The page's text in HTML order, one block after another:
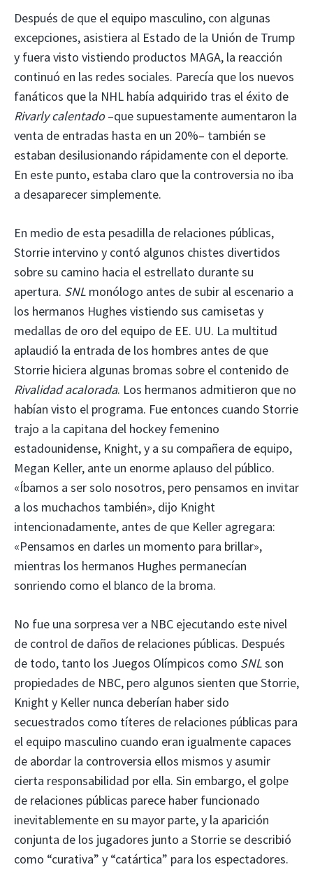
Después de que el equipo masculino, con algunas
excepciones, asistiera al Estado de la Unión de Trump
y fuera visto vistiendo productos MAGA, la reacción
continuó en las redes sociales. Parecía que los nuevos
fanáticos que la NHL había adquirido tras el éxito de
Rivarly calentado–que supuestamente aumentaron la
venta de entradas hasta en un 20%– también se
estaban desilusionando rápidamente con el deporte.
En este punto, estaba claro que la controversia no iba
a desaparecer simplemente.
En medio de esta pesadilla de relaciones públicas,
Storrie intervino y contó algunos chistes divertidos
sobre su camino hacia el estrellato durante su
apertura. SNL monólogo antes de subir al escenario a
los hermanos Hughes vistiendo sus camisetas y
medallas de oro del equipo de EE. UU. La multitud
aplaudió la entrada de los hombres antes de que
Storrie hiciera algunas bromas sobre el contenido de
Rivalidad acalorada. Los hermanos admitieron que no
habían visto el programa. Fue entonces cuando Storrie
trajo a la capitana del hockey femenino
estadounidense, Knight, y a su compañera de equipo,
Megan Keller, ante un enorme aplauso del público.
«Íbamos a ser solo nosotros, pero pensamos en invitar
a los muchachos también», dijo Knight
intencionadamente, antes de que Keller agregara:
«Pensamos en darles un momento para brillar»,
mientras los hermanos Hughes permanecían
sonriendo como el blanco de la broma.
No fue una sorpresa ver a NBC ejecutando este nivel
de control de daños de relaciones públicas. Después
de todo, tanto los Juegos Olímpicos como SNLson
propiedades de NBC, pero algunos sienten que Storrie,
Knight y Keller nunca deberían haber sido
secuestrados como títeres de relaciones públicas para
el equipo masculino cuando eran igualmente capaces
de abordar la controversia ellos mismos y asumir
cierta responsabilidad por ella. Sin embargo, el golpe
de relaciones públicas parece haber funcionado
inevitablemente en su mayor parte, y la aparición
conjunta de los jugadores junto a Storrie se describió
como “curativa” y “catártica” para los espectadores.